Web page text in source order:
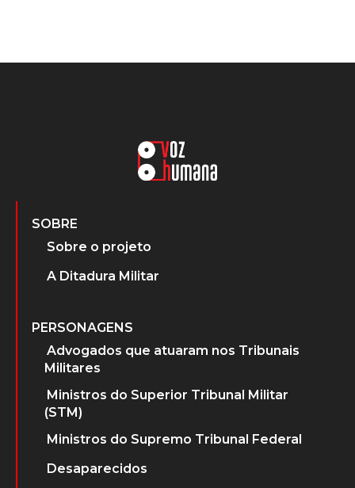
SOBRE
Sobre o projeto
A Ditadura Militar
PERSONAGENS
Advogados que atuaram nos Tribunais
Militares
Ministros do Superior Tribunal Militar
(STM)
Ministros do Supremo Tribunal Federal
Desaparecidos